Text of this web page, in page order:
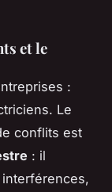
et le
:
Le
conflits est
: il